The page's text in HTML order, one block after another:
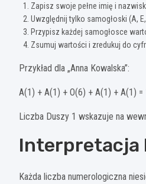
Zapisz swoje pełne imię i
Uwzględnij tylko samogłoski (A, E,
Przypisz każdej samogłosce
Zsumuj wartości i zredukuj do
Przykład dla „Anna Kowalska”:
A(1) + A(1) + O(6) + A(1) + A(1)
Liczba Duszy 1 wskazuje na
Interpretacja
Każda liczba numerologiczna